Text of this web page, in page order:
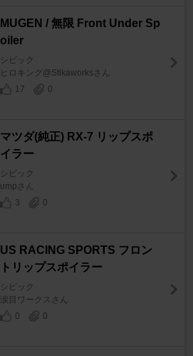
MUGEN / 無限 Front Under Sp
oiler
シビック
ヒロキング@Stikaworksさん
17
0
マツダ(純正) RX-7 リップスポ
イラー
シビック
umpさん
3
0
US RACING SPORTS フロン
トリップスポイラー
シビック
涙目ワークスさん
0
0